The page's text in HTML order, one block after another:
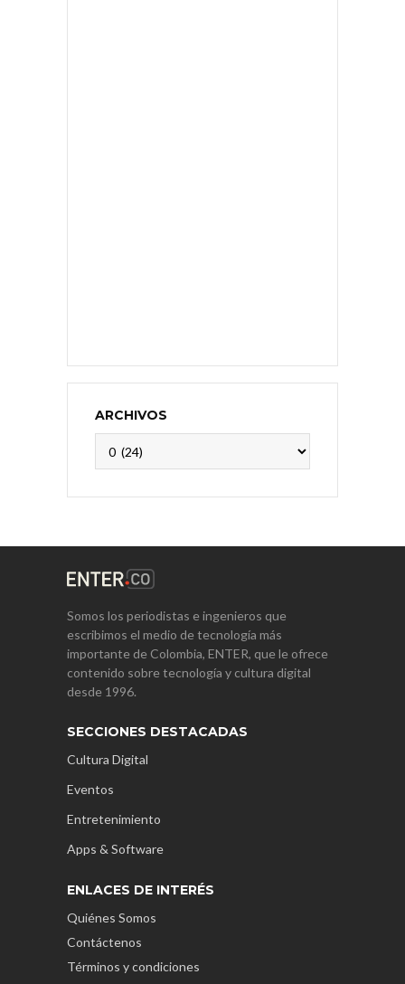
ARCHIVOS
Somos los periodistas e ingenieros que
escribimos el medio de tecnología más
importante de Colombia, ENTER, que le ofrece
contenido sobre tecnología y cultura digital
desde 1996.
SECCIONES DESTACADAS
Cultura Digital
Eventos
Entretenimiento
Apps & Software
ENLACES DE INTERÉS
Quiénes Somos
Contáctenos
Términos y condiciones